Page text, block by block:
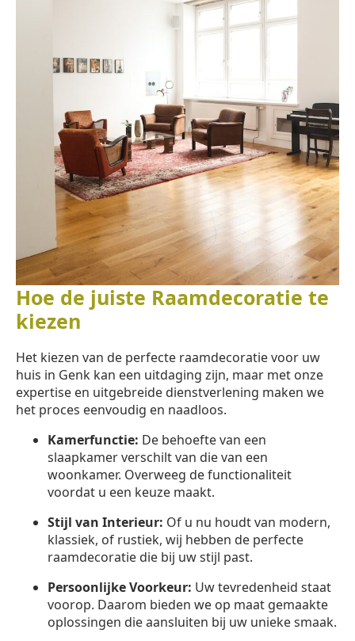
Hoe de juiste Raamdecoratie te
kiezen
Het kiezen van de perfecte raamdecoratie voor uw
huis in Genk kan een uitdaging zijn, maar met onze
expertise en uitgebreide dienstverlening maken we
het proces eenvoudig en naadloos.
Kamerfunctie: De behoefte van een
slaapkamer verschilt van die van een
woonkamer. Overweeg de functionaliteit
voordat u een keuze maakt.
Stijl van Interieur: Of u nu houdt van modern,
klassiek, of rustiek, wij hebben de perfecte
raamdecoratie die bij uw stijl past.
Persoonlijke Voorkeur: Uw tevredenheid staat
voorop. Daarom bieden we op maat gemaakte
oplossingen die aansluiten bij uw unieke smaak.